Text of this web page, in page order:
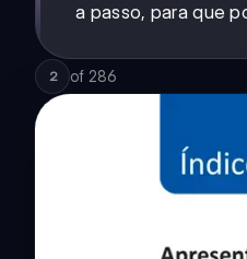
a passo, para que
2 of 286